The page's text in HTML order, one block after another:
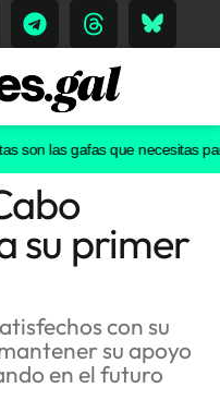
las gafas que necesitas
su primer
con su
su apoyo
en el futuro